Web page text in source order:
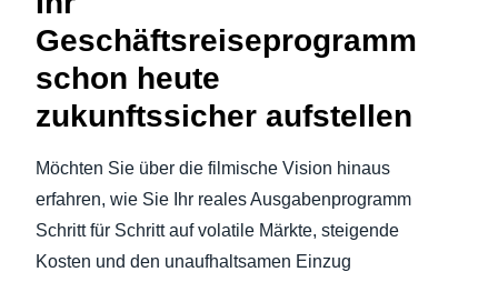
Geschäftsreiseprogramm
schon heute
zukunftssicher aufstellen
Möchten Sie über die filmische Vision hinaus
erfahren, wie Sie Ihr reales Ausgabenprogramm
Schritt für Schritt auf volatile Märkte, steigende
Kosten und den unaufhaltsamen Einzug